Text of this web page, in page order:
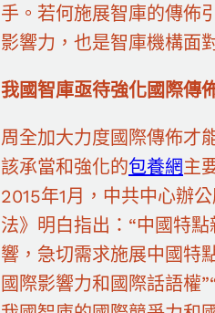
手。若何施展智庫的傳佈
影響力，也是智庫機構面
我國智庫亟待強化國際傳
周全加大力度國際傳佈才
該承當和強化的包養網主
2015年1月，中共中心辦
法》明白指出：“中國特
響，急切需求施展中國特
國際影響力和國際話語權